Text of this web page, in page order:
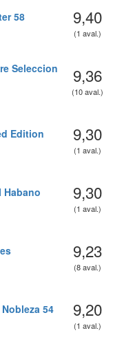
58 9,40
(1 aval.)
Seleccion
9,36
(10 aval.)
Edition 9,30
(1 aval.)
Habano 9,30
(1 aval.)
9,23
(8 aval.)
54 9,20
(1 aval.)